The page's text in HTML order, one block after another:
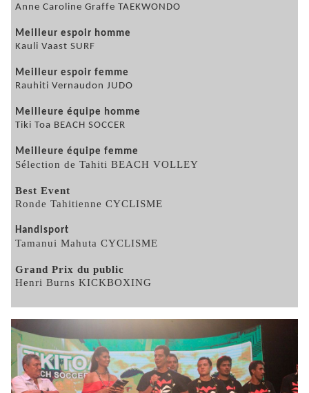
Anne Caroline Graffe TAEKWONDO
Meilleur espoir homme
Kauli Vaast SURF
Meilleur espoir femme
Rauhiti Vernaudon JUDO
Meilleure équipe homme
Tiki Toa BEACH SOCCER
Meilleure équipe femme
Sélection de Tahiti BEACH VOLLEY
Best Event
Ronde Tahitienne CYCLISME
Handisport
Tamanui Mahuta CYCLISME
Grand Prix du public
Henri Burns KICKBOXING